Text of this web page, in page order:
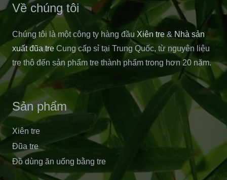
Về chúng tôi
Chúng tôi là một công ty hàng đầu Xiên tre & Nhà sản
xuất đũa tre Cung cấp sỉ tại Trung Quốc, từ nguyên liệu
tre thô đến sản phẩm tre thành phẩm trong hơn 20 năm.
Sản phẩm
Xiên tre
Đũa tre
Đồ dùng ăn uống bằng tre